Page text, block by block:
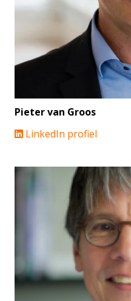
Pieter van Groos
LinkedIn profiel